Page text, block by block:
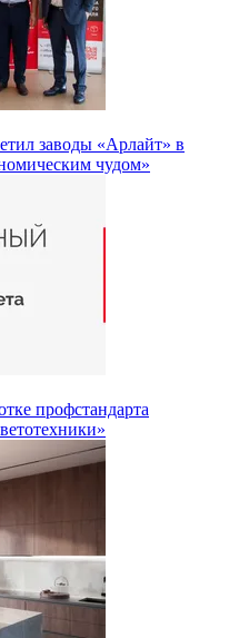
заводы «Арлайт» в
чудом»
профстандарта